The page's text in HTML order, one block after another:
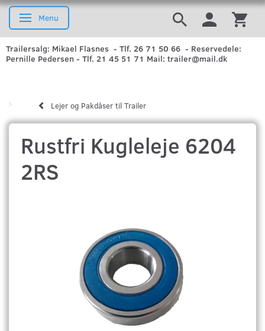
Skifte navigation
Menu
Trailersalg: Mikael Flasnes - Tlf. 26 71 50 66 - Reservedele:
Pernille Pedersen - Tlf. 21 45 51 71 Mail: trailer@mail.dk
Lejer og Pakdåser til Trailer
Rustfri Kugleleje 6204
2RS